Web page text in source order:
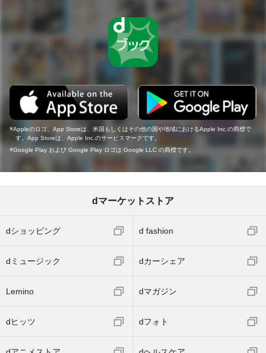
Appleのロゴ、App Storeは、米国もしくはその他の国や地域におけるApple Inc.の商標で
す。App Storeは、Apple Inc.のサービスマークです。
Google Play および Google Play ロゴは Google LLC の商標です。
dマーケットストア
dショッピング d fashion
dミュージック dカーシェア
Lemino dマガジン
dヒッツ dフォト